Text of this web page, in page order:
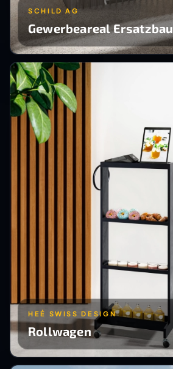
SCHILD AG
Gewerbeareal Ersatzbau
HEÉ SWISS DESIGN
Rollwagen